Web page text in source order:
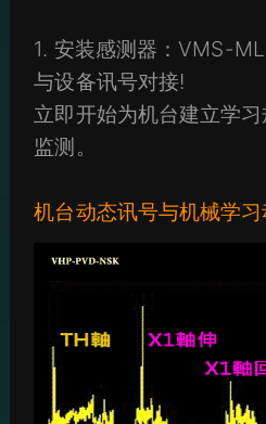
1. 安装感测器：VMS-
与设备讯号对接!
立即开始为机台建立学
监测。
机台动态讯号与机械学习